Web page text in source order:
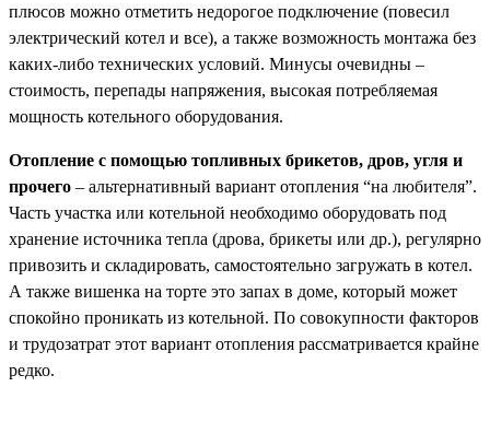
плюсов можно отметить недорогое подключение (повесил
электрический котел и все), а также возможность монтажа без
каких-либо технических условий. Минусы очевидны –
стоимость, перепады напряжения, высокая потребляемая
мощность котельного оборудования.
Отопление с помощью топливных брикетов, дров, угля и
прочего – альтернативный вариант отопления “на любителя”.
Часть участка или котельной необходимо оборудовать под
хранение источника тепла (дрова, брикеты или др.), регулярно
привозить и складировать, самостоятельно загружать в котел.
А также вишенка на торте это запах в доме, который может
спокойно проникать из котельной. По совокупности факторов
и трудозатрат этот вариант отопления рассматривается крайне
редко.